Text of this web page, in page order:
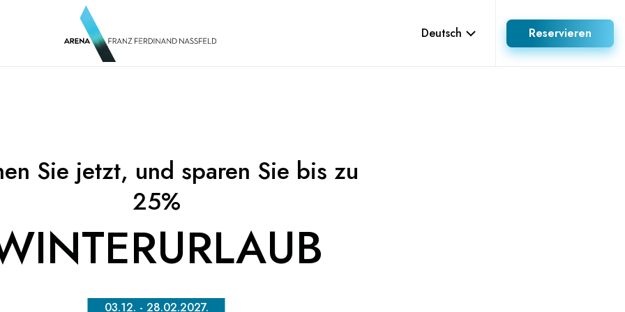
Deutsch Reservieren
Sie jetzt, und sparen Sie bis zu
25%
03.12. - 28.02.2027.